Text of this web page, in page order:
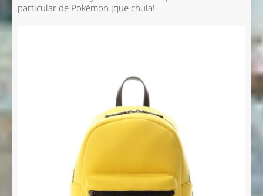
particular de Pokémon ¡que chula!